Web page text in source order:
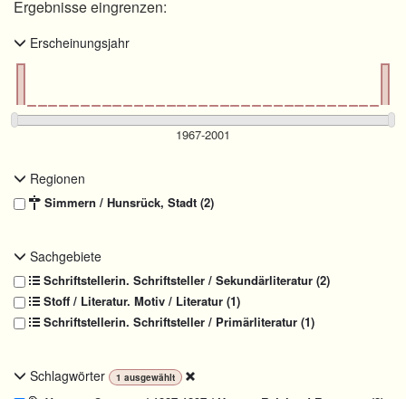
Ergebnisse eingrenzen:
Erscheinungsjahr
Regionen
Simmern / Hunsrück, Stadt (2)
Sachgebiete
Schriftstellerin. Schriftsteller / Sekundärliteratur (2)
Stoff / Literatur. Motiv / Literatur (1)
Schriftstellerin. Schriftsteller / Primärliteratur (1)
Schlagwörter 1 ausgewählt